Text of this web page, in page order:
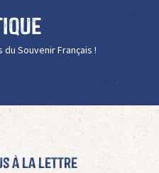
Souvenir Français !
à La Lettre